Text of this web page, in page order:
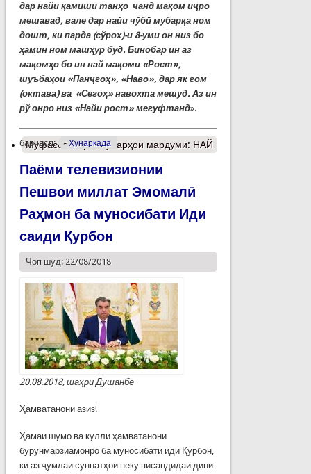
дар найи қамишӣ танҳо чанд мақом иҷро
мешавад, вале дар найи чўбӣ мубарқа ном
дошт, ки парда (сўрох)-и 8-уми он низ бо
ҳамин ном машҳур буд. Бинобар ин аз
мақомҳо бо ин най мақоми «Рост»,
шуъбаҳои «Панҷгоҳ», «Наво», дар як гом
(октава) ва «Сегоҳ» навохта мешуд. Аз ин
рў онро низ «Найи рост» мегуфтанд».
барчасп: Ҳунаркада
Муфассалтаро Ҳунарҳои мардумӣ: НАЙ
Паёми телевизионии
Пешвои миллат Эмомалӣ
Раҳмон ба муносибати Иди
саиди Қурбон
Чоп шуд: 22/08/2018
20.08.2018, шаҳри Душанбе
Ҳамватанони азиз!
Ҳамаи шумо ва кулли ҳамватанони
бурунмарзиамонро ба муносибати иди Қурбон,
ки аз ҷумлаи суннатҳои неку писандидаи дини